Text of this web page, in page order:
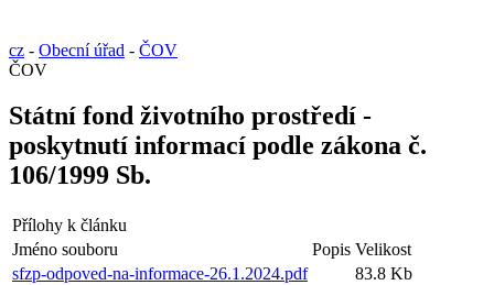
cz - Obecní úřad - ČOV
ČOV
Státní fond životního prostředí -
poskytnutí informací podle zákona č.
106/1999 Sb.
Přílohy k článku
Jméno souboru
Popis Velikost
sfzp-odpoved-na-informace-26.1.2024.pdf
83.8 Kb